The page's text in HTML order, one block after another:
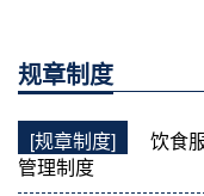
规章制度
[规章制度]
饮食
管理制度